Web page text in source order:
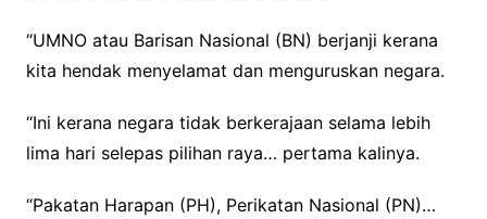
“UMNO atau Barisan Nasional (BN) berjanji kerana
kita hendak menyelamat dan menguruskan negara.
“Ini kerana negara tidak berkerajaan selama lebih
lima hari selepas pilihan raya… pertama kalinya.
“Pakatan Harapan (PH), Perikatan Nasional (PN)…